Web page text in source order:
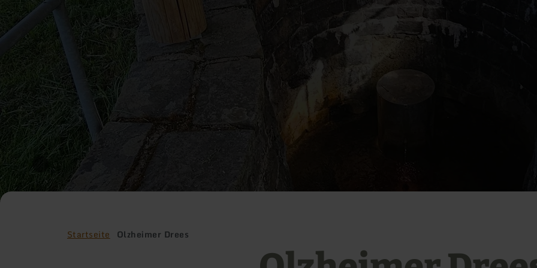
Startseite Olzheimer Drees